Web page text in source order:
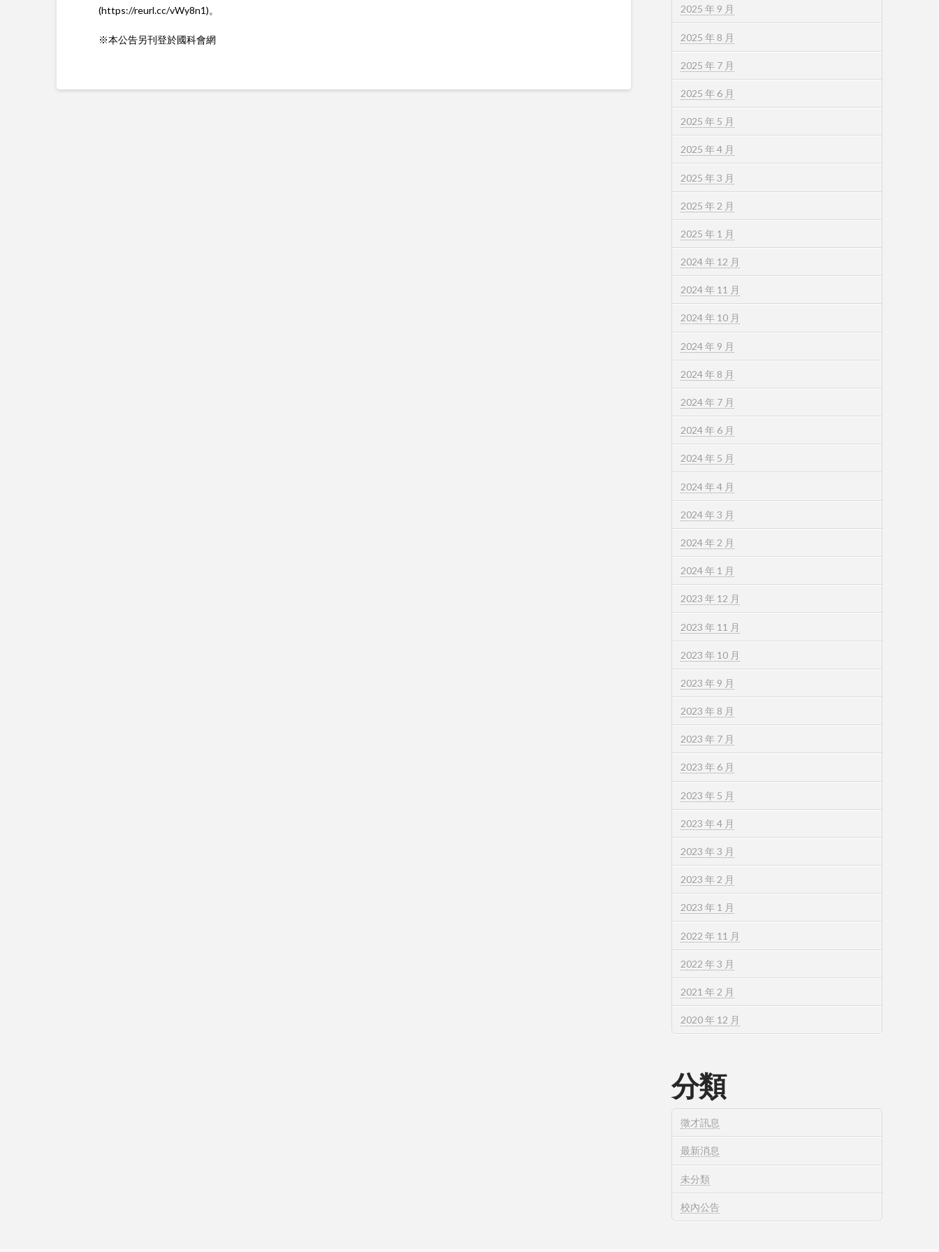
(https://reurl.cc/vWy8n1)。
※本公告另刊登於國科會網
2025 年 9 月
2025 年 8 月
2025 年 7 月
2025 年 6 月
2025 年 5 月
2025 年 4 月
2025 年 3 月
2025 年 2 月
2025 年 1 月
2024 年 12 月
2024 年 11 月
2024 年 10 月
2024 年 9 月
2024 年 8 月
2024 年 7 月
2024 年 6 月
2024 年 5 月
2024 年 4 月
2024 年 3 月
2024 年 2 月
2024 年 1 月
2023 年 12 月
2023 年 11 月
2023 年 10 月
2023 年 9 月
2023 年 8 月
2023 年 7 月
2023 年 6 月
2023 年 5 月
2023 年 4 月
2023 年 3 月
2023 年 2 月
2023 年 1 月
2022 年 11 月
2022 年 3 月
2021 年 2 月
2020 年 12 月
分類
徵才訊息
最新消息
未分類
校內公告